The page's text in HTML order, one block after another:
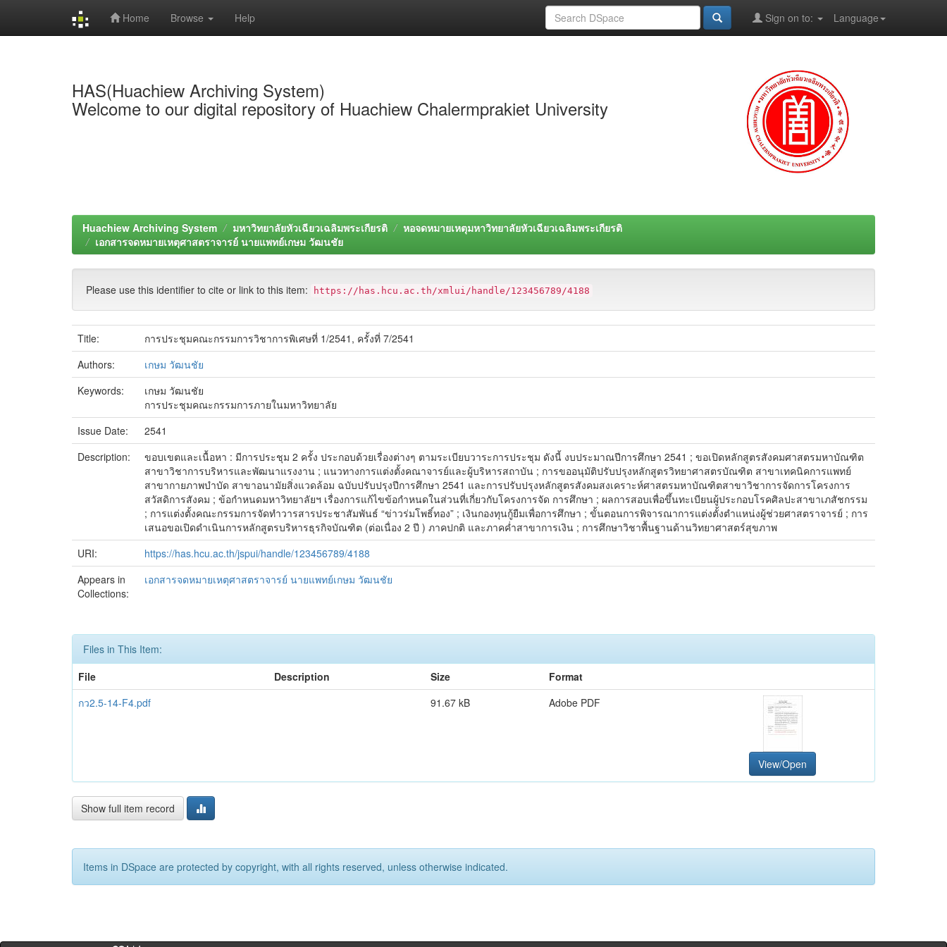
Home Browse Help Language
Sign on to:
HAS(Huachiew Archiving System)
Welcome to our digital repository of Huachiew Chalermprakiet University
Huachiew Archiving System มหาวิทยาลัยหัวเฉียวเฉลิมพระเกียรติ
หอจดหมายเหตุมหาวิทยาลัยหัวเฉียวเฉลิมพระเกียรติ
เอกสารจดหมายเหตุศาสตราจารย์ นายแพทย์เกษม วัฒนชัย
Please use this identifier to cite or link to this item: https://has.hcu.ac.th/xmlui/handle/123456789/4188
Title:
การประชุมคณะกรรมการวิชาการพิเศษที่ 1/2541, ครั้งที่ 7/2541
Authors:
เกษม วัฒนชัย
Keywords:
เกษม วัฒนชัย
การประชุมคณะกรรมการภายในมหาวิทยาลัย
Issue Date:
2541
Description:
ขอบเขตและเนื้อหา : มีการประชุม 2 ครั้ง ประกอบด้วยเรื่องต่างๆ ตามระเบียบวาระการประชุม ดังนี้ งบประมาณปีการศึกษา 2541 ; ขอเปิดหลักสูตรสังคมศาสตรมหาบัณฑิต
สาขาวิชาการบริหารและพัฒนาแรงงาน ; แนวทางการแต่งตั้งคณาจารย์และผู้บริหารสถาบัน ; การขออนุมัติปรับปรุงหลักสูตรวิทยาศาสตรบัณฑิต สาขาเทคนิคการแพทย์
สาขากายภาพบำบัด สาขาอนามัยสิ่งแวดล้อม ฉบับปรับปรุงปีการศึกษา 2541 และการปรับปรุงหลักสูตรสังคมสงเคราะห์ศาสตรมหาบัณฑิตสาขาวิชาการจัดการโครงการ
สวัสดิการสังคม ; ข้อกำหนดมหาวิทยาลัยฯ เรื่องการแก้ไขข้อกำหนดในส่วนที่เกี่ยวกับโครงการจัด การศึกษา ; ผลการสอบเพื่อขึ้นทะเบียนผู้ประกอบโรคศิลปะสาขาเภสัชกรรม
; การแต่งตั้งคณะกรรมการจัดทำวารสารประชาสัมพันธ์ “ข่าวร่มโพธิ์ทอง” ; เงินกองทุนกู้ยืมเพื่อการศึกษา ; ขั้นตอนการพิจารณาการแต่งตั้งตำแหน่งผู้ช่วยศาสตราจารย์ ; การ
เสนอขอเปิดดำเนินการหลักสูตรบริหารธุรกิจบัณฑิต (ต่อเนื่อง 2 ปี ) ภาคปกติ และภาคค่ำสาขาการเงิน ; การศึกษาวิชาพื้นฐานด้านวิทยาศาสตร์สุขภาพ
URI:
https://has.hcu.ac.th/jspui/handle/123456789/4188
Appears in
Collections:
เอกสารจดหมายเหตุศาสตราจารย์ นายแพทย์เกษม วัฒนชัย
Files in This Item:
File
Description Size
Format
กว2.5-14-F4.pdf
91.67 kB Adobe PDF
View/Open
Show full item record
Items in DSpace are protected by copyright, with all rights reserved, unless otherwise indicated.